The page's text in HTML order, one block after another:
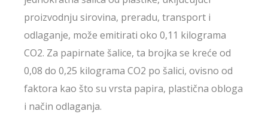
proizvodnju sirovina, preradu, transport i
odlaganje, može emitirati oko 0,11 kilograma
CO2. Za papirnate šalice, ta brojka se kreće od
0,08 do 0,25 kilograma CO2 po šalici, ovisno od
faktora kao što su vrsta papira, plastična obloga
i način odlaganja.